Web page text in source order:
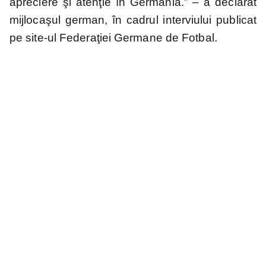
mijlocaşul german, în cadrul interviului publicat
pe site-ul Federaţiei Germane de Fotbal.